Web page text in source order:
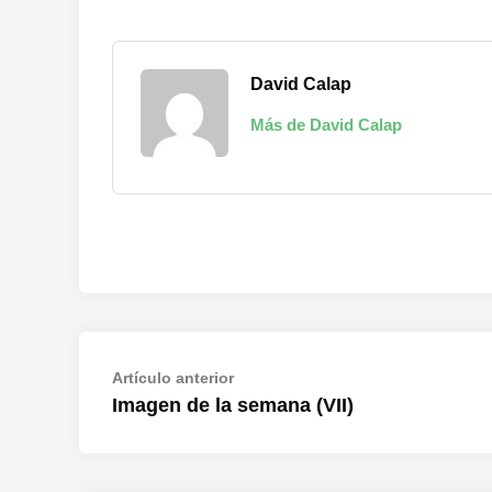
David Calap
Más de David Calap
Navegación
de
Artículo anteriorArtículo
anterior:
Imagen de la semana (VII)